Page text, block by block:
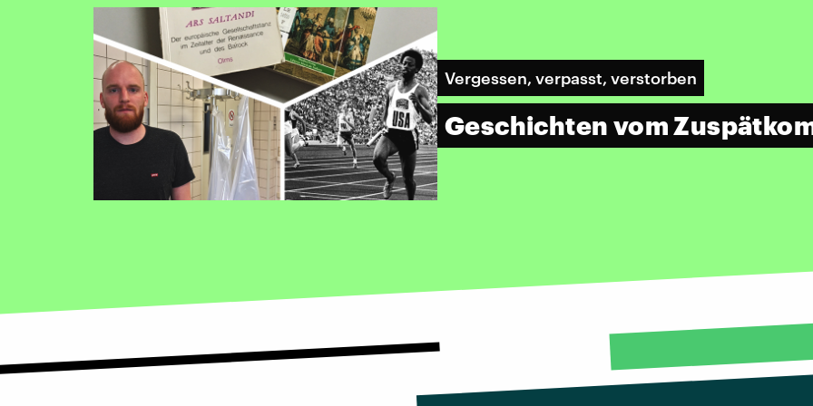
Vergessen, verpasst, verstorben
Geschichten vom